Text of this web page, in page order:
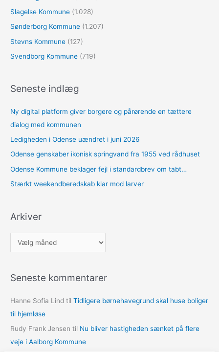
Slagelse Kommune (1.028)
Sønderborg Kommune (1.207)
Stevns Kommune (127)
Svendborg Kommune (719)
Seneste indlæg
Ny digital platform giver borgere og pårørende en tættere
dialog med kommunen
Ledigheden i Odense uændret i juni 2026
Odense genskaber ikonisk springvand fra 1955 ved rådhuset
Odense Kommune beklager fejl i standardbrev om tabt…
Stærkt weekendberedskab klar mod larver
Arkiver
r
i
e
r
Seneste kommentarer
Hanne Sofia Lind tilTidligere børnehavegrund skal huse boliger
til hjemløse
Rudy Frank Jensen til Nu bliver hastigheden sænket på flere
veje i Aalborg Kommune